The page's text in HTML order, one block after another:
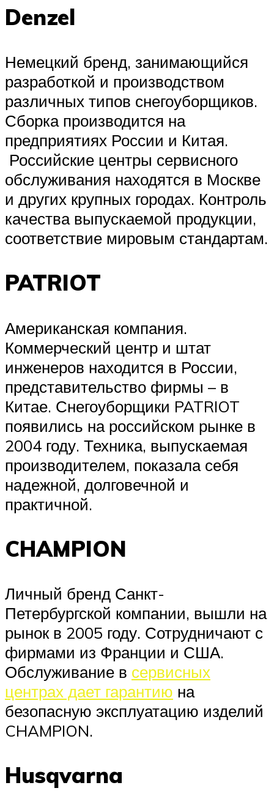
Denzel
Немецкий бренд, занимающийся
разработкой и производством
различных типов снегоуборщиков.
Сборка производится на
предприятиях России и Китая.
Российские центры сервисного
обслуживания находятся в Москве
и других крупных городах. Контроль
качества выпускаемой продукции,
соответствие мировым стандартам.
PATRIOT
Американская компания.
Коммерческий центр и штат
инженеров находится в России,
представительство фирмы – в
Китае. Снегоуборщики PATRIOT
появились на российском рынке в
2004 году. Техника, выпускаемая
производителем, показала себя
надежной, долговечной и
практичной.
CHAMPION
Личный бренд Санкт-
Петербургской компании, вышли на
рынок в 2005 году. Сотрудничают с
фирмами из Франции и США.
Обслуживание в сервисных
центрах дает гарантию на
безопасную эксплуатацию изделий
CHAMPION.
Husqvarna